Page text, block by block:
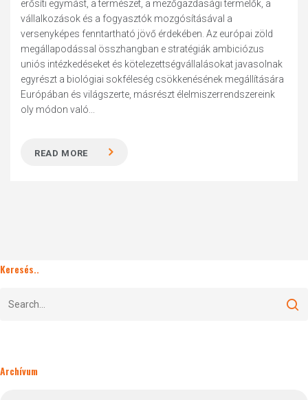
erősíti egymást, a természet, a mezőgazdasági termelők, a
vállalkozások és a fogyasztók mozgósításával a
versenyképes fenntartható jövő érdekében. Az európai zöld
megállapodással összhangban e stratégiák ambiciózus
uniós intézkedéseket és kötelezettségvállalásokat javasolnak
egyrészt a biológiai sokféleség csökkenésének megállítására
Európában és világszerte, másrészt élelmiszerrendszereink
oly módon való...
READ MORE
Keresés..
Archívum